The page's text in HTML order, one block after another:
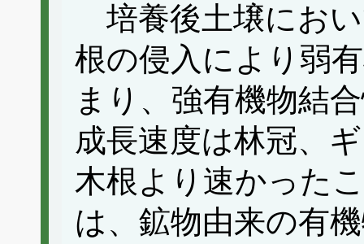
培養後土壌にお
根の侵入により弱
まり、強有機物結
成長速度は林冠、
木根より速かった
は、鉱物由来の有